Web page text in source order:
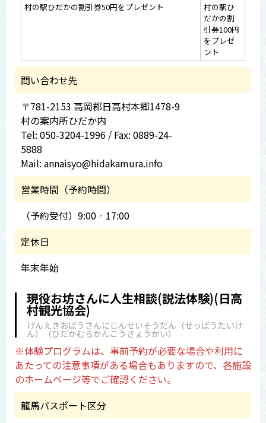
村の駅ひだかの割引券50円をプレゼント
村の駅ひ
だかの割
引券100円
をプレゼ
ント
問い合わせ先
〒781-2153 高岡郡日高村本郷1478-9
村の案内所ひだか内
Tel: 050-3204-1996 / Fax: 0889-24-
5888
Mail: annaisyo@hidakamura.info
営業時間（予約時間）
（予約受付）9:00‐17:00
定休日
年末年始
現役お坊さんに人生相談(説法体験)(日高
村観光協会)
げんえきおぼうさんにじんせいそうだん（せっぽうたいけ
ん）（ひだかむらかんこうきょうかい）
※体験プログラムは、事前予約が必要な場合や利用に
あたっての注意事項がある場合もありますので、各施設
のホームページ等でご確認ください。
龍馬パスポート区分